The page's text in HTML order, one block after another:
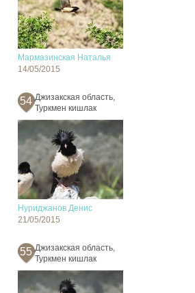
Мармазинская Наталья
14/05/2015
54 Джизакская область,
Туркмен кишлак
Нуриджанов Денис
21/05/2015
55 Джизакская область,
Туркмен кишлак